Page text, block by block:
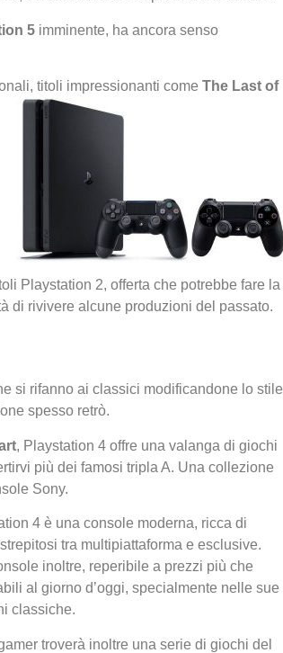
5 imminente, ha ancora senso
titoli impressionanti come The Last of
Playstation 2, offerta che potrebbe fare la
di rivivere alcune produzioni del passato.
si rifanno ai classici modificandone lo stile
spesso retrò.
, Playstation 4 offre una valanga di giochi
più dei famosi tripla A. Una collezione
Sony.
4 è una console moderna, ricca di
tra multipiattaforma e esclusive.
inoltre, reperibile a prezzi più che
al giorno d’oggi, specialmente nelle sue
classiche.
troverà inoltre una serie di giochi del